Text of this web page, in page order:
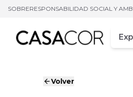
SOBRERESPONSABILIDAD SOCIAL Y
Volver